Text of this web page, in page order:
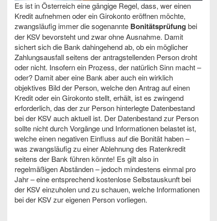
Es ist in Österreich eine gängige Regel, dass, wer einen
Kredit aufnehmen oder ein Girokonto eröffnen möchte,
zwangsläufig immer die sogenannte Bonitätsprüfung bei
der KSV bevorsteht und zwar ohne Ausnahme. Damit
sichert sich die Bank dahingehend ab, ob ein möglicher
Zahlungsausfall seitens der antragstellenden Person droht
oder nicht. Insofern ein Prozess, der natürlich Sinn macht –
oder? Damit aber eine Bank aber auch ein wirklich
objektives Bild der Person, welche den Antrag auf einen
Kredit oder ein Girokonto stellt, erhält, ist es zwingend
erforderlich, das der zur Person hinterlegte Datenbestand
bei der KSV auch aktuell ist. Der Datenbestand zur Person
sollte nicht durch Vorgänge und Informationen belastet ist,
welche einen negativen Einfluss auf die Bonität haben –
was zwangsläufig zu einer Ablehnung des Ratenkredit
seitens der Bank führen könnte! Es gilt also in
regelmäßigen Abständen – jedoch mindestens einmal pro
Jahr – eine entsprechend kostenlose Selbstauskunft bei
der KSV einzuholen und zu schauen, welche Informationen
bei der KSV zur eigenen Person vorliegen.